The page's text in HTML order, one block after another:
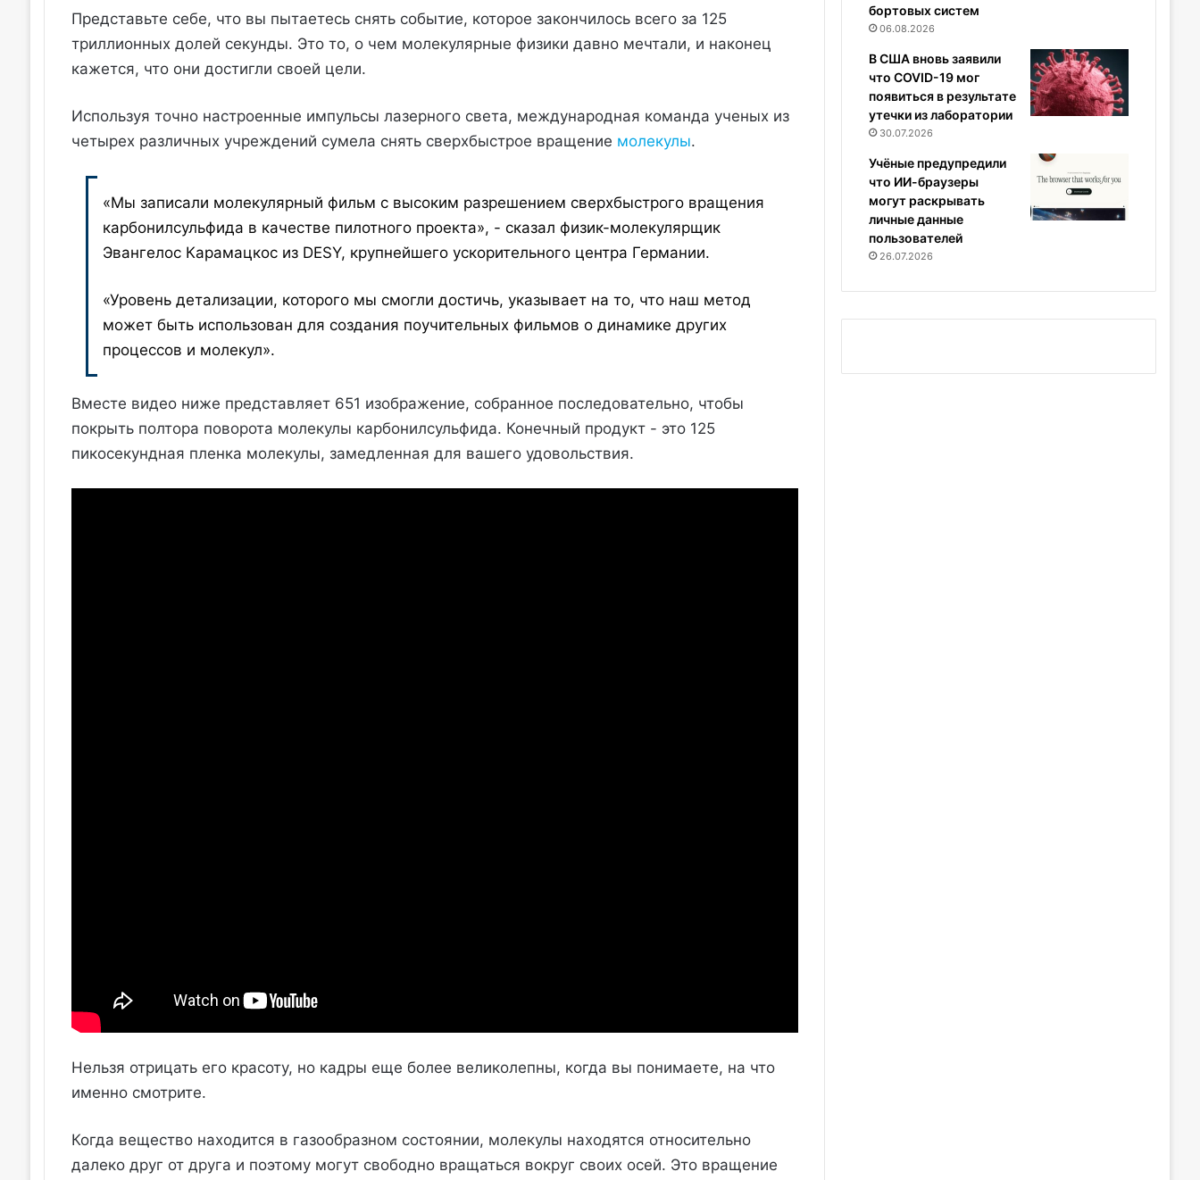
Представьте себе, что вы пытаетесь снять событие, которое закончилось всего за 125
триллионных долей секунды. Это то, о чем молекулярные физики давно мечтали, и наконец
кажется, что они достигли своей цели.
Используя точно настроенные импульсы лазерного света, международная команда ученых из
четырех различных учреждений сумела снять сверхбыстрое вращение молекулы.
«Мы записали молекулярный фильм с высоким разрешением сверхбыстрого вращения
карбонилсульфида в качестве пилотного проекта», - сказал физик-молекулярщик
Эвангелос Карамацкос из DESY, крупнейшего ускорительного центра Германии.
«Уровень детализации, которого мы смогли достичь, указывает на то, что наш метод
может быть использован для создания поучительных фильмов о динамике других
процессов и молекул».
Вместе видео ниже представляет 651 изображение, собранное последовательно, чтобы
покрыть полтора поворота молекулы карбонилсульфида. Конечный продукт - это 125
пикосекундная пленка молекулы, замедленная для вашего удовольствия.
Нельзя отрицать его красоту, но кадры еще более великолепны, когда вы понимаете, на что
именно смотрите.
Когда вещество находится в газообразном состоянии, молекулы находятся относительно
далеко друг от друга и поэтому могут свободно вращаться вокруг своих осей. Это вращение
бортовых систем
06.08.2026
В США вновь заявили
что COVID-19 мог
появиться в результате
утечки из лаборатории
30.07.2026
Учёные предупредили
что ИИ-браузеры
могут раскрывать
личные данные
пользователей
26.07.2026